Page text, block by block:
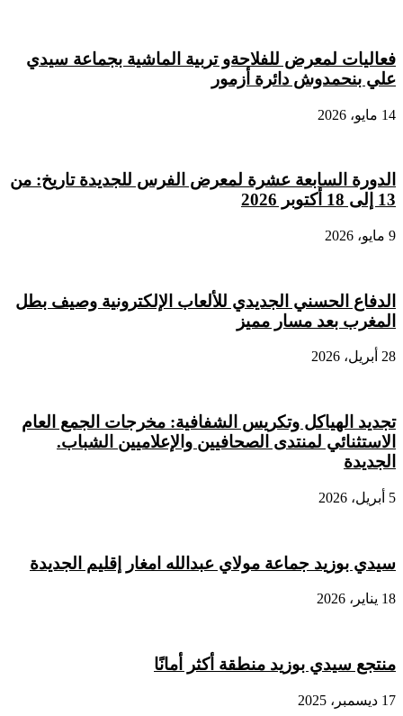
فعاليات لمعرض للفلاحةو تربية الماشية بجماعة سيدي
علي بنحمدوش دائرة أزمور
14 مايو، 2026
الدورة السابعة عشرة لمعرض الفرس للجديدة تاريخ: من
13 إلى 18 أكتوبر 2026
9 مايو، 2026
الدفاع الحسني الجديدي للألعاب الإلكترونية وصيف بطل
المغرب بعد مسار مميز
28 أبريل، 2026
تجديد الهياكل وتكريس الشفافية: مخرجات الجمع العام
الاستثنائي لمنتدى الصحافيين والإعلاميين الشباب.
الجديدة
5 أبريل، 2026
سيدي بوزيد جماعة مولاي عبدالله امغار إقليم الجديدة
18 يناير، 2026
منتجع سيدي بوزيد منطقة أكثر أمانًا
17 ديسمبر، 2025